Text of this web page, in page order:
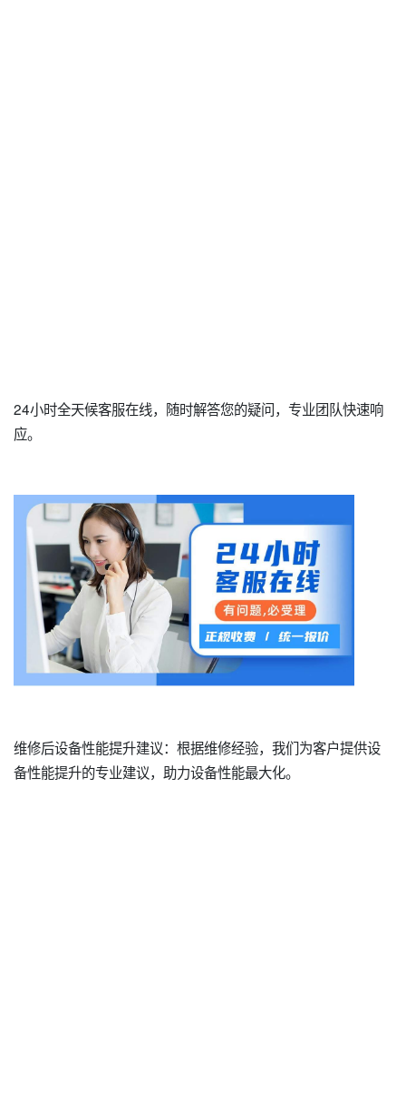
24小时全天候客服在线，随时解答您的疑问，专业团队快速响
应。
维修后设备性能提升建议：根据维修经验，我们为客户提供设
备性能提升的专业建议，助力设备性能最大化。